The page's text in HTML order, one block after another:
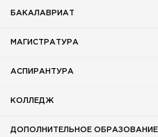
БАКАЛАВРИАТ
МАГИСТРАТУРА
АСПИРАНТУРА
КОЛЛЕДЖ
ДОПОЛНИТЕЛЬНОЕ ОБРАЗОВАНИЕ